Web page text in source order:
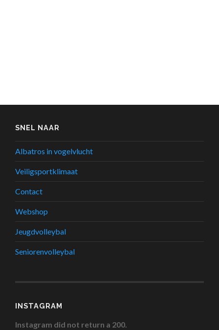
SNEL NAAR
Albatros in vogelvlucht
Veiligsportklimaat
Contact
Webshop
Jeugdvolleybal
Seniorenvolleybal
INSTAGRAM
Instagram did not return a 200.